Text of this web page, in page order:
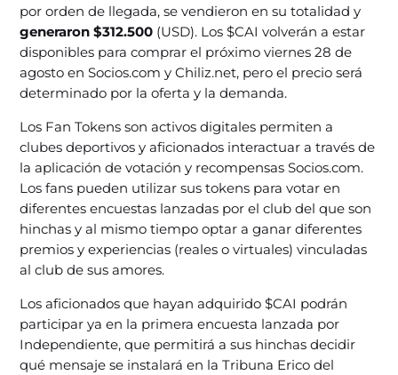
por orden de llegada, se vendieron en su totalidad y
generaron $312.500 (USD). Los $CAI volverán a estar
disponibles para comprar el próximo viernes 28 de
agosto en Socios.com y Chiliz.net, pero el precio será
determinado por la oferta y la demanda.
Los Fan Tokens son activos digitales permiten a
clubes deportivos y aficionados interactuar a través de
la aplicación de votación y recompensas Socios.com.
Los fans pueden utilizar sus tokens para votar en
diferentes encuestas lanzadas por el club del que son
hinchas y al mismo tiempo optar a ganar diferentes
premios y experiencias (reales o virtuales) vinculadas
al club de sus amores.
Los aficionados que hayan adquirido $CAI podrán
participar ya en la primera encuesta lanzada por
Independiente, que permitirá a sus hinchas decidir
qué mensaje se instalará en la Tribuna Erico del